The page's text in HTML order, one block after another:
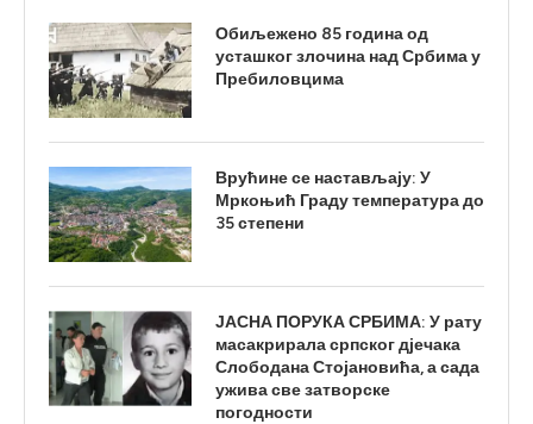
Обиљежено 85 година од
усташког злочина над Србима у
Пребиловцима
Врућине се настављају: У
Мркоњић Граду температура до
35 степени
ЈАСНА ПОРУКА СРБИМА: У рату
масакрирала српског дјечака
Слободана Стојановића, а сада
ужива све затворске
погодности